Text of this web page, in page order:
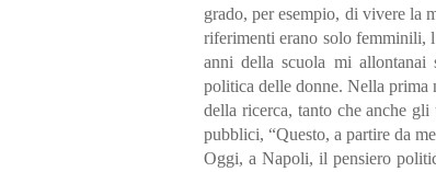
grado, per esempio, di vivere la
riferimenti erano solo femminili,
anni della scuola mi allontanai
politica delle donne. Nella prima
della ricerca, tanto che anche
pubblici, “Questo, a partire da
Oggi, a Napoli, il pensiero